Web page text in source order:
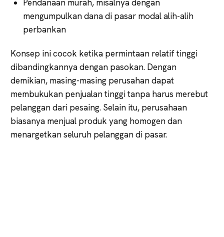
Pendanaan murah, misalnya dengan
mengumpulkan dana di pasar modal alih-alih
perbankan
Konsep ini cocok ketika permintaan relatif tinggi
dibandingkannya dengan pasokan. Dengan
demikian, masing-masing perusahan dapat
membukukan penjualan tinggi tanpa harus merebut
pelanggan dari pesaing. Selain itu, perusahaan
biasanya menjual produk yang homogen dan
menargetkan seluruh pelanggan di pasar.